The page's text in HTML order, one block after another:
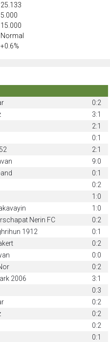
25.133
5.000
15.000
Normal
+0.6%
0:2
3:1
2:1
0:1
2:1
9:0
0:1
0:2
1:0
1:0
Nerin FC
0:2
1912
0:1
0:2
0:0
0:2
2006
3:1
0:3
0:2
0:2
0:2
0:1